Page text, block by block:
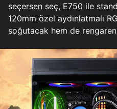
seçersen seç, E750 ile
120mm özel aydınlatmalı
soğutacak hem de